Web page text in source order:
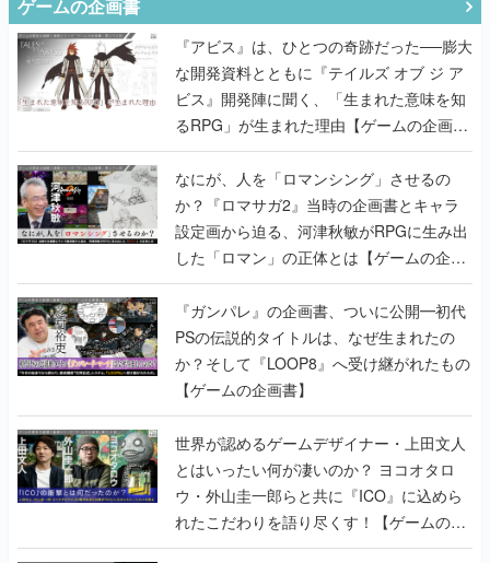
ゲームの企画書
『アビス』は、ひとつの奇跡だった──膨大
な開発資料とともに『テイルズ オブ ジ ア
ビス』開発陣に聞く、「生まれた意味を知
るRPG」が生まれた理由【ゲームの企画
書】
なにが、人を「ロマンシング」させるの
か？『ロマサガ2』当時の企画書とキャラ
設定画から迫る、河津秋敏がRPGに生み出
した「ロマン」の正体とは【ゲームの企画
書】
『ガンパレ』の企画書、ついに公開━初代
PSの伝説的タイトルは、なぜ生まれたの
か？そして『LOOP8』へ受け継がれたもの
【ゲームの企画書】
世界が認めるゲームデザイナー・上田文人
とはいったい何が凄いのか？ ヨコオタロ
ウ・外山圭一郎らと共に『ICO』に込めら
れたこだわりを語り尽くす！【ゲームの企
画書】